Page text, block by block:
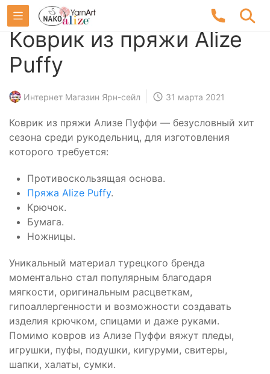
Коврик из пряжи Alize
Puffy
Интернет Магазин Ярн-сейл 31 марта 2021
Коврик из пряжи Ализе Пуффи — безусловный хит
сезона среди рукодельниц, для изготовления
которого требуется:
Противоскользящая основа.
Пряжа Alize Puffy.
Крючок.
Бумага.
Ножницы.
Уникальный материал турецкого бренда
моментально стал популярным благодаря
мягкости, оригинальным расцветкам,
гипоаллергенности и возможности создавать
изделия крючком, спицами и даже руками.
Помимо ковров из Ализе Пуффи вяжут пледы,
игрушки, пуфы, подушки, кигуруми, свитеры,
шапки, халаты, сумки.